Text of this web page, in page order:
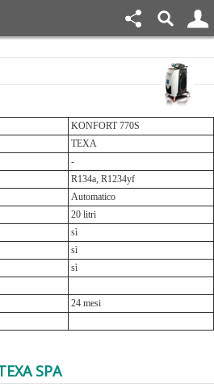
KONFORT 770S
TEXA
-
R134a, R1234yf
Automatico
20 litri
sì
sì
sì
24 mesi
SPA